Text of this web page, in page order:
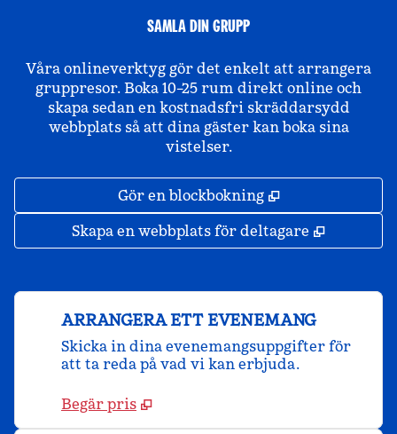
SAMLA DIN GRUPP
Våra onlineverktyg gör det enkelt att arrangera
gruppresor. Boka 10–25 rum direkt online och
skapa sedan en kostnadsfri skräddarsydd
webbplats så att dina gäster kan boka sina
vistelser.
Gör en blockbokning ,
Skapa en webbplats för deltagare ,
ARRANGERA ETT EVENEMANG
Skicka in dina evenemangsuppgifter för
att ta reda på vad vi kan erbjuda.
Begär pris